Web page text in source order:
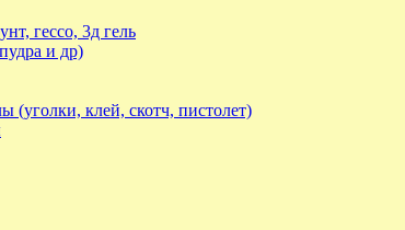
гессо, 3д гель
и др)
(уголки, клей, скотч, пистолет)